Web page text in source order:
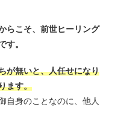
らこそ、前世ヒーリング
す。
が無いと、人任せになり
ます。
自身のことなのに、他人